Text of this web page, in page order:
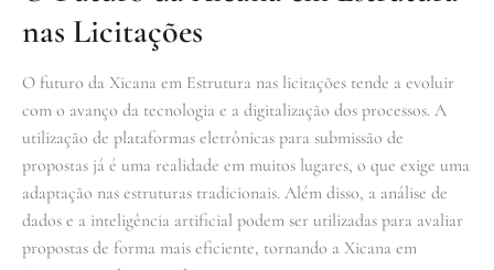
nas Licitações
O futuro da Xicana em Estrutura nas licitações tende a evoluir
com o avanço da tecnologia e a digitalização dos processos. A
utilização de plataformas eletrônicas para submissão de
propostas já é uma realidade em muitos lugares, o que exige uma
adaptação nas estruturas tradicionais. Além disso, a análise de
dados e a inteligência artificial podem ser utilizadas para avaliar
propostas de forma mais eficiente, tornando a Xicana em